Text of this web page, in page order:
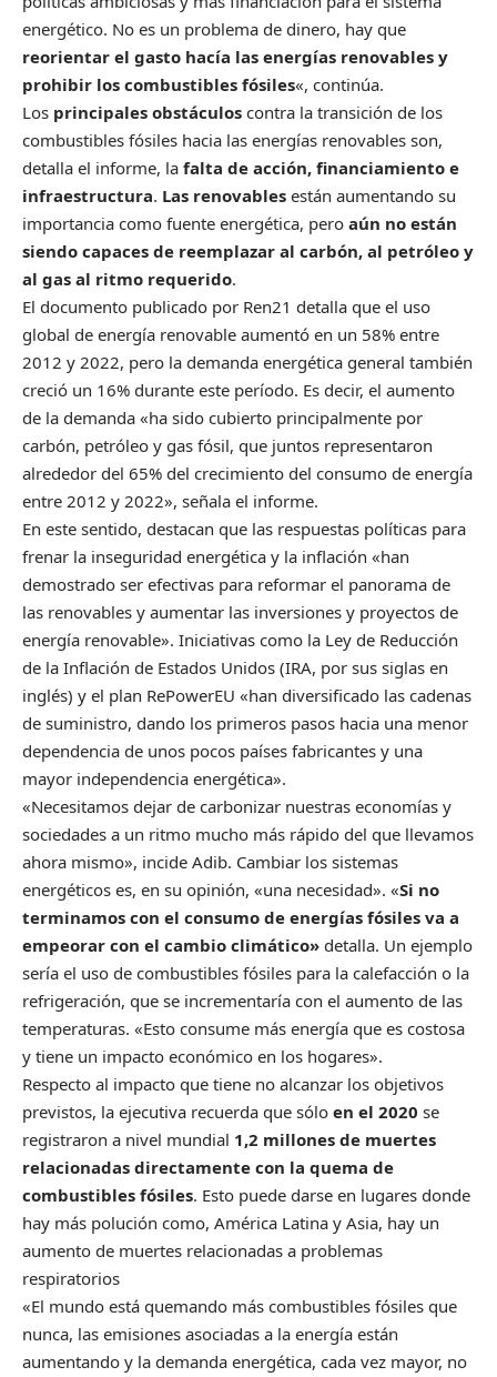
energético. No es un problema de dinero, hay que
reorientar el gasto hacía las energías renovables y
prohibir los combustibles fósiles«, continúa.
Los principales obstáculos contra la transición de los
combustibles fósiles hacia las energías renovables son,
detalla el informe, la falta de acción, financiamiento e
infraestructura. Las renovables están aumentando su
importancia como fuente energética, pero aún no están
siendo capaces de reemplazar al carbón, al petróleo y
al gas al ritmo requerido.
El documento publicado por Ren21 detalla que el uso
global de energía renovable aumentó en un 58% entre
2012 y 2022, pero la demanda energética general también
creció un 16% durante este período. Es decir, el aumento
de la demanda «ha sido cubierto principalmente por
carbón, petróleo y gas fósil, que juntos representaron
alrededor del 65% del crecimiento del consumo de energía
entre 2012 y 2022», señala el informe.
En este sentido, destacan que las respuestas políticas para
frenar la inseguridad energética y la inflación «han
demostrado ser efectivas para reformar el panorama de
las renovables y aumentar las inversiones y proyectos de
energía renovable». Iniciativas como la Ley de Reducción
de la Inflación de Estados Unidos (IRA, por sus siglas en
inglés) y el plan RePowerEU «han diversificado las cadenas
de suministro, dando los primeros pasos hacia una menor
dependencia de unos pocos países fabricantes y una
mayor independencia energética».
«Necesitamos dejar de carbonizar nuestras economías y
sociedades a un ritmo mucho más rápido del que llevamos
ahora mismo», incide Adib. Cambiar los sistemas
energéticos es, en su opinión, «una necesidad». «Si no
terminamos con el consumo de energías fósiles va a
empeorar con el cambio climático» detalla. Un ejemplo
sería el uso de combustibles fósiles para la calefacción o la
refrigeración, que se incrementaría con el aumento de las
temperaturas. «Esto consume más energía que es costosa
y tiene un impacto económico en los hogares».
Respecto al impacto que tiene no alcanzar los objetivos
previstos, la ejecutiva recuerda que sólo en el 2020 se
registraron a nivel mundial 1,2 millones de muertes
relacionadas directamente con la quema de
combustibles fósiles. Esto puede darse en lugares donde
hay más polución como, América Latina y Asia, hay un
aumento de muertes relacionadas a problemas
respiratorios
«El mundo está quemando más combustibles fósiles que
nunca, las emisiones asociadas a la energía están
aumentando y la demanda energética, cada vez mayor, no